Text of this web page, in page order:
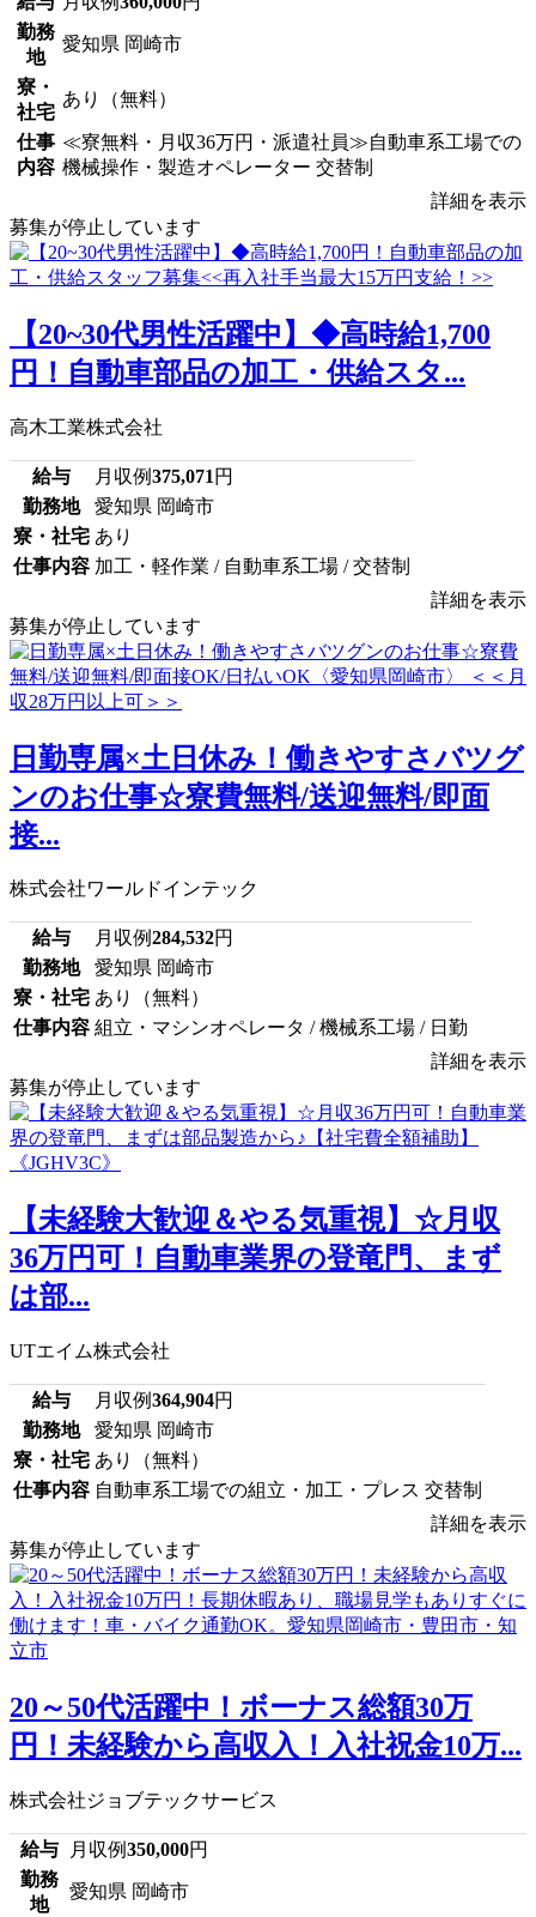
勤務
地
愛知県 岡崎市
寮・
社宅
あり（無料）
仕事
内容
≪寮無料・月収36万円・派遣社員≫自動車系工場での
機械操作・製造オペレーター 交替制
詳細を表示
募集が停止しています
【20~30代男性活躍中】◆高時給1,700
円！自動車部品の加工・供給スタ...
高木工業株式会社
給与 月収例375,071 円
勤務地
愛知県 岡崎市
寮・社宅 あり
仕事内容 加工・軽作業 / 自動車系工場 / 交替制
詳細を表示
募集が停止しています
日勤専属×土日休み！働きやすさバツグ
ンのお仕事☆寮費無料/送迎無料/即面
接...
株式会社ワールドインテック
給与 月収例284,532円
勤務地
愛知県 岡崎市
寮・社宅 あり（無料）
仕事内容 組立・マシンオペレータ / 機械系工場 / 日勤
詳細を表示
募集が停止しています
【未経験大歓迎＆やる気重視】☆月収
36万円可！自動車業界の登竜門、まず
は部...
UTエイム株式会社
給与 月収例364,904円
勤務地
愛知県 岡崎市
寮・社宅 あり（無料）
仕事内容 自動車系工場での組立・加工・プレス 交替制
詳細を表示
募集が停止しています
20～50代活躍中！ボーナス総額30万
円！未経験から高収入！入社祝金10万...
株式会社ジョブテックサービス
給与 月収例350,000円
勤務
地
愛知県 岡崎市